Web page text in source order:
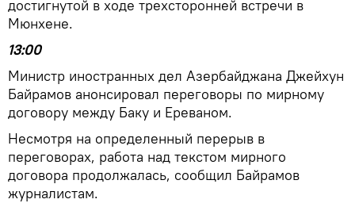
достигнутой в ходе трехсторонней встречи в
Мюнхене.
13:00
Министр иностранных дел Азербайджана Джейхун
Байрамов анонсировал переговоры по мирному
договору между Баку и Ереваном.
Несмотря на определенный перерыв в
переговорах, работа над текстом мирного
договора продолжалась, сообщил Байрамов
журналистам.